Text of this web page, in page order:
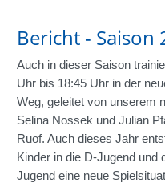
Bericht - Saison
Auch in dieser Saison
Uhr bis 18:45 Uhr in der
Weg, geleitet von unserem
Selina Nossek und Julian
Ruof. Auch dieses Jahr
Kinder in die D-Jugend und
Jugend eine neue